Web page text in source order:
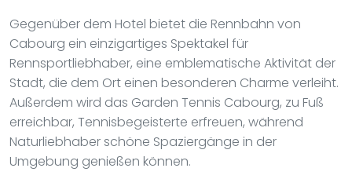
Gegenüber dem Hotel bietet die Rennbahn von
Cabourg ein einzigartiges Spektakel für
Rennsportliebhaber, eine emblematische Aktivität der
Stadt, die dem Ort einen besonderen Charme verleiht.
Außerdem wird das Garden Tennis Cabourg, zu Fuß
erreichbar, Tennisbegeisterte erfreuen, während
Naturliebhaber schöne Spaziergänge in der
Umgebung genießen können.